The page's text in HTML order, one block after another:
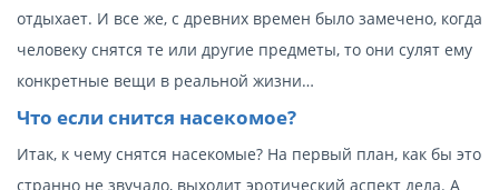
отдыхает. И все же, с древних времен было замечено, когда
человеку снятся те или другие предметы, то они сулят ему
конкретные вещи в реальной жизни…
Что если снится насекомое?
Итак, к чему снятся насекомые? На первый план, как бы это
странно не звучало, выходит эротический аспект дела. А